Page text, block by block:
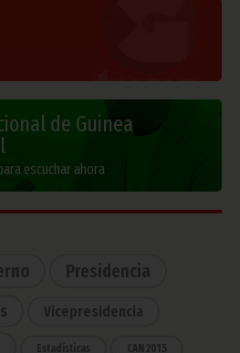
de Guinea
escuchar ahora
Presidencia
Vicepresidencia
Estadísticas CAN 2015